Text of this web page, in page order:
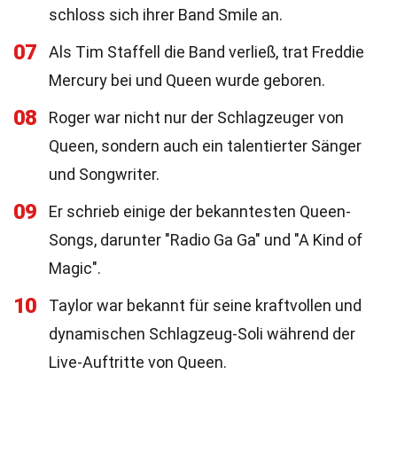
schloss sich ihrer Band Smile an.
07
Als Tim Staffell die Band verließ, trat Freddie
Mercury bei und Queen wurde geboren.
08
Roger war nicht nur der Schlagzeuger von
Queen, sondern auch ein talentierter Sänger
und Songwriter.
09
Er schrieb einige der bekanntesten Queen-
Songs, darunter "Radio Ga Ga" und "A Kind of
Magic".
10
Taylor war bekannt für seine kraftvollen und
dynamischen Schlagzeug-Soli während der
Live-Auftritte von Queen.